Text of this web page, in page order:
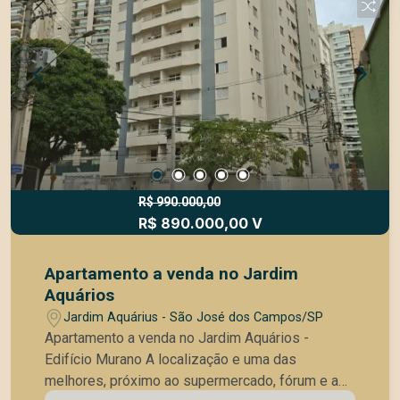
imóvel confortável em uma localização
privilegiada. Entre em contato para mais
informações e agende uma visita!
R$ 990.000,00
R$ 890.000,00 V
Apartamento a venda no Jardim
Aquários
Jardim Aquárius - São José dos Campos/SP
Apartamento a venda no Jardim Aquários -
Edifício Murano A localização e uma das
melhores, próximo ao supermercado, fórum e a